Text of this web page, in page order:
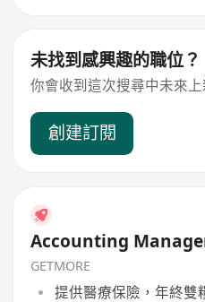
未找到感興趣的職位？
你會收到這次搜尋中未來
創建訂閱
Accounting
GETMORE
提供醫療保險，年終雙